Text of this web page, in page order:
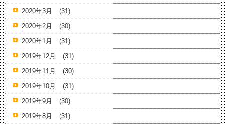
2020年3月
(31)
2020年2月
(30)
2020年1月
(31)
2019年12月
(31)
2019年11月
(30)
2019年10月
(31)
2019年9月
(30)
2019年8月
(31)